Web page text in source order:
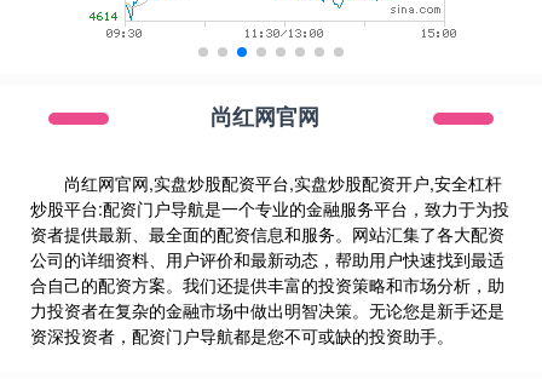
尚红网官网
尚红网官网,实盘炒股配资平台,实盘炒股配资开户,安全杠杆
炒股平台:配资门户导航是一个专业的金融服务平台，致力于为投
资者提供最新、最全面的配资信息和服务。网站汇集了各大配资
公司的详细资料、用户评价和最新动态，帮助用户快速找到最适
合自己的配资方案。我们还提供丰富的投资策略和市场分析，助
力投资者在复杂的金融市场中做出明智决策。无论您是新手还是
资深投资者，配资门户导航都是您不可或缺的投资助手。